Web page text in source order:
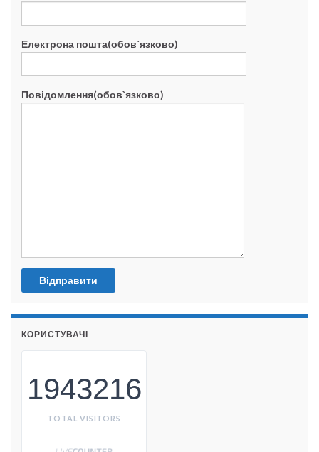
Електрона пошта(обов`язково)
Повідомлення(обов`язково)
КОРИСТУВАЧІ
1943216
TOTAL VISITORS